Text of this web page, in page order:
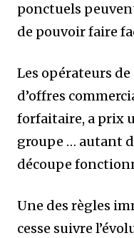
ponctuels
de pouvoir faire
Les opérateurs
d’offres
forfaitaire, a prix
groupe … autant
découpe
Une des règles
cesse suivre